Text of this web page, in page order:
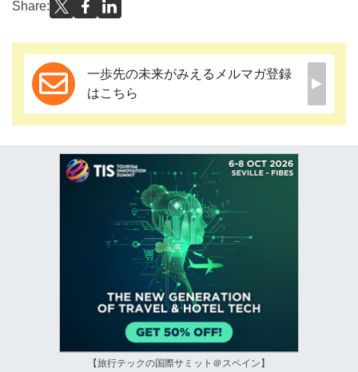
Share:
一歩先の未来がみえるメルマガ登録
はこちら
【旅行テックの国際サミット＠スペイン】